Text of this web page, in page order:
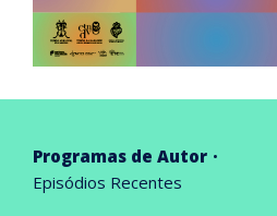
Programas de Autor
Episódios Recentes